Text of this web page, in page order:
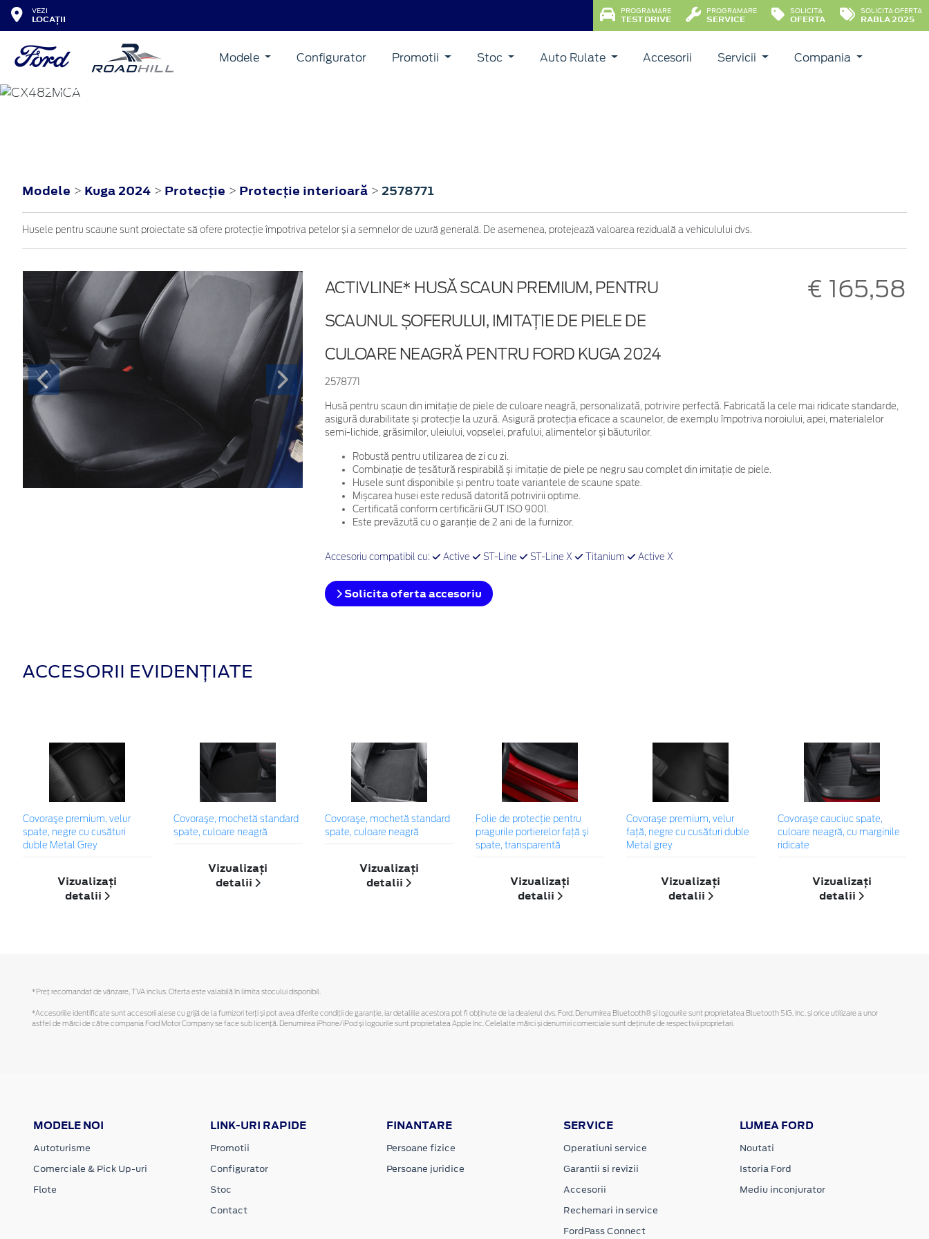
VEZI
LOCAȚII
PROGRAMARE
TEST DRIVE
PROGRAMARE
SERVICE
SOLICITA
OFERTA
SOLICITA OFERTA
RABLA 2025
Modele Configurator Promotii Stoc Auto Rulate Accesorii Servicii Compania
KUGA
Modele > Kuga 2024 > Protecţie > Protecţie interioară > 2578771
Husele pentru scaune sunt proiectate să ofere protecție împotriva petelor și a semnelor de uzură generală. De asemenea, protejează valoarea reziduală a vehiculului dvs.
ACTIVLINE* HUSĂ SCAUN PREMIUM, PENTRU
SCAUNUL ȘOFERULUI, IMITAȚIE DE PIELE DE
CULOARE NEAGRĂ PENTRU FORD KUGA 2024
2578771
€ 165,58
Husă pentru scaun din imitație de piele de culoare neagră, personalizată, potrivire perfectă. Fabricată la cele mai ridicate standarde,
asigură durabilitate și protecție la uzură. Asigură protecția eficace a scaunelor, de exemplu împotriva noroiului, apei, materialelor
semi-lichide, grăsimilor, uleiului, vopselei, prafului, alimentelor și băuturilor.
Robustă pentru utilizarea de zi cu zi.
Combinație de țesătură respirabilă și imitație de piele pe negru sau complet din imitație de piele.
Husele sunt disponibile și pentru toate variantele de scaune spate.
Mișcarea husei este redusă datorită potrivirii optime.
Certificată conform certificării GUT ISO 9001.
Este prevăzută cu o garanție de 2 ani de la furnizor.
Accesoriu compatibil cu: Active ST-Line ST-Line X Titanium Active X
Solicita oferta accesoriu
ACCESORII EVIDENȚIATE
Covoraşe premium, velur
spate, negre cu cusături
duble Metal Grey
Vizualizați
detalii
Covoraşe, mochetă standard
spate, culoare neagră
Vizualizați
detalii
Covoraşe, mochetă standard
spate, culoare neagră
Vizualizați
detalii
Folie de protecție pentru
pragurile portierelor față și
spate, transparentă
Vizualizați
detalii
Covoraşe premium, velur
față, negre cu cusături duble
Metal grey
Vizualizați
detalii
Covoraşe cauciuc spate,
culoare neagră, cu marginile
ridicate
Vizualizați
detalii
*Preţ recomandat de vânzare, TVA inclus. Oferta este valabilă în limita stocului disponibil.
*Accesoriile identificate sunt accesorii alese cu grijă de la furnizori terți și pot avea diferite condiții de garanție, iar detaliile acestora pot fi obținute de la dealerul dvs. Ford. Denumirea Bluetooth® și logourile sunt proprietatea Bluetooth SIG, Inc. și orice utilizare a unor
astfel de mărci de către compania Ford Motor Company se face sub licență. Denumirea iPhone/iPod și logourile sunt proprietatea Apple Inc. Celelalte mărci și denumiri comerciale sunt deținute de respectivii proprietari.
MODELE NOI
Autoturisme
Comerciale & Pick Up-uri
Flote
LINK-URI RAPIDE
Promotii
Configurator
Stoc
Contact
FINANTARE
Persoane fizice
Persoane juridice
SERVICE
Operatiuni service
Garantii si revizii
Accesorii
Rechemari in service
FordPass Connect
LUMEA FORD
Noutati
Istoria Ford
Mediu inconjurator